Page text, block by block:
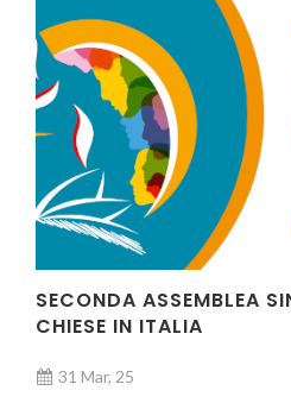
SECONDA ASSEMBLEA
CHIESE IN ITALIA
31 Mar, 25